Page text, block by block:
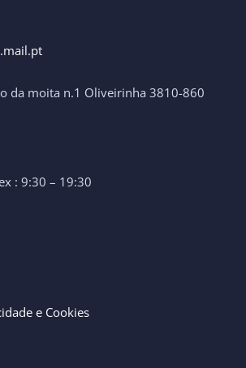
da moita n.1 Oliveirinha 3810-860
: 9:30 – 19:30
e Cookies